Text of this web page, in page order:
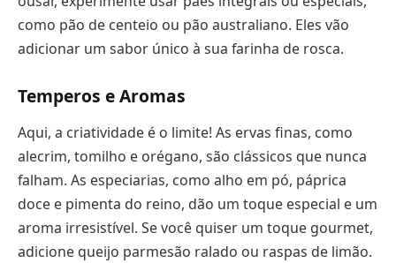
como pão de centeio ou pão australiano. Eles vão
adicionar um sabor único à sua farinha de rosca.
Temperos e Aromas
Aqui, a criatividade é o limite! As ervas finas, como
alecrim, tomilho e orégano, são clássicos que nunca
falham. As especiarias, como alho em pó, páprica
doce e pimenta do reino, dão um toque especial e um
aroma irresistível. Se você quiser um toque gourmet,
adicione queijo parmesão ralado ou raspas de limão.